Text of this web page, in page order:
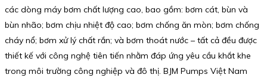
các dòng máy bơm chất lượng cao, bao gồm: bơm cát, bùn và
bùn nhão; bơm chịu nhiệt độ cao; bơm chống ăn mòn; bơm chống
cháy nổ; bơm xử lý chất rắn; và bơm thoát nước – tất cả đều được
thiết kế với công nghệ tiên tiến nhằm đáp ứng yêu cầu khắt khe
trong môi trường công nghiệp và đô thị. BJM Pumps Việt Nam